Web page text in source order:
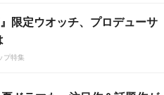
』限定ウオッチ、プロデューサ
プ特集